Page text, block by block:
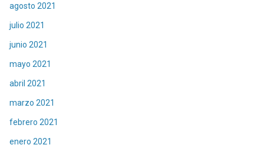
agosto 2021
julio 2021
junio 2021
mayo 2021
abril 2021
marzo 2021
febrero 2021
enero 2021